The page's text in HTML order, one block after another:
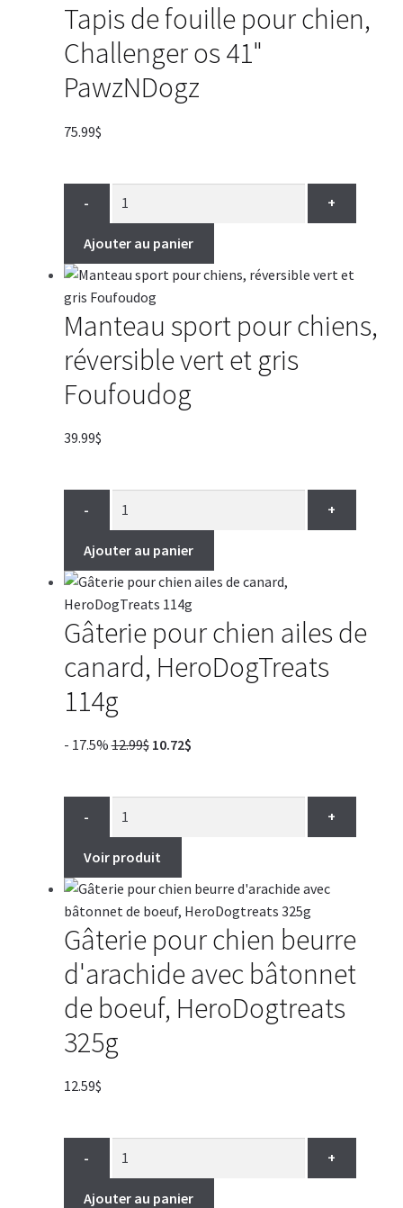
Tapis de fouille pour chien,
Challenger os 41"
PawzNDogz
75.99$
- +
Ajouter au panier
Manteau sport pour chiens,
réversible vert et gris
Foufoudog
39.99$
- +
Ajouter au panier
Gâterie pour chien ailes de
canard, HeroDogTreats
114g
- 17.5%12.99$ Le
12.99$.
10.72$Le
- +
Voir produit
Gâterie pour chien beurre
d'arachide avec bâtonnet
de boeuf, HeroDogtreats
325g
12.59$
- +
Ajouter au panier